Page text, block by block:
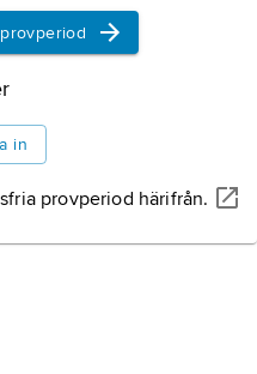
in
provperiod härifrån.